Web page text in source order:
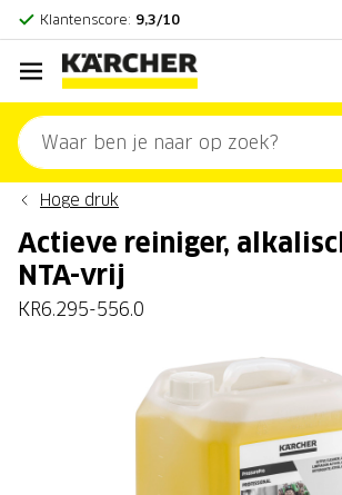
Klantenscore: 9,3/10
Hoge druk
Actieve reiniger,
NTA-vrij
KR6.295-556.0